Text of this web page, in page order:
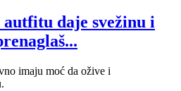
daje svežinu i
imaju moć da ožive i